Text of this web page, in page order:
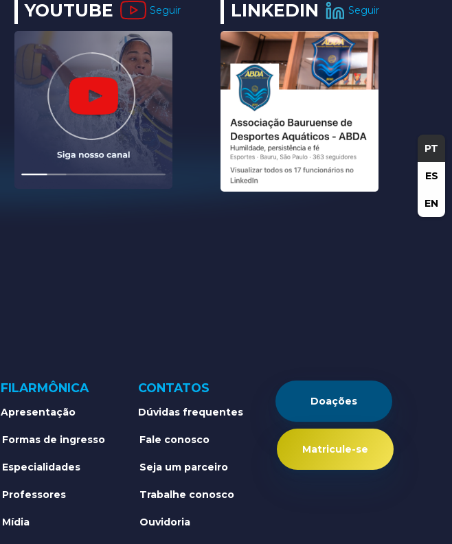
PT
ES
EN
YOUTUBE Seguir LINKEDIN Seguir
FILARMÔNICA
Apresentação
Formas de ingresso
Especialidades
Professores
Mídia
CONTATOS
Dúvidas frequentes
Fale conosco
Seja um parceiro
Trabalhe conosco
Ouvidoria
Doações
Matricule-se